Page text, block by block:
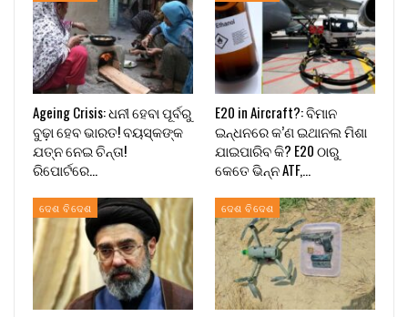
Ageing Crisis: ଧନୀ ହେବା ପୂର୍ବରୁ
ବୁଢ଼ା ହେବ ଭାରତ! ବୟସ୍କଙ୍କ
ଯତ୍ନ ନେଇ ଚିନ୍ତା!
ରିପୋର୍ଟରେ…
E20 in Aircraft?: ବିମାନ
ଇନ୍ଧନରେ କ’ଣ ଇଥାନଲ ମିଶା
ଯାଇପାରିବ କି? E20 ଠାରୁ
କେତେ ଭିନ୍ନ ATF,…
ଦେଶ ବିଦେଶ ଦେଶ ବିଦେଶ